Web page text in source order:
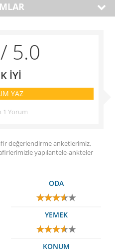
/ 5.0
İYİ
YAZ
1 Yorum
değerlendirme anketlerimiz,
yapılantele-ankteler
ODA
YEMEK
KONUM